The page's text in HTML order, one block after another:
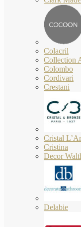
Colacril
Collection
Colombo
Cordivari
Crestani
Cristal
Cristina
Decor
Delabie